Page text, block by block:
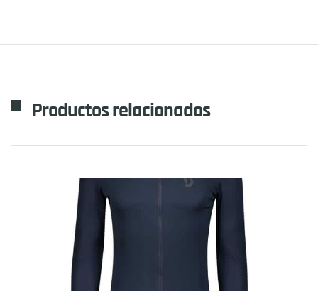
Productos relacionados